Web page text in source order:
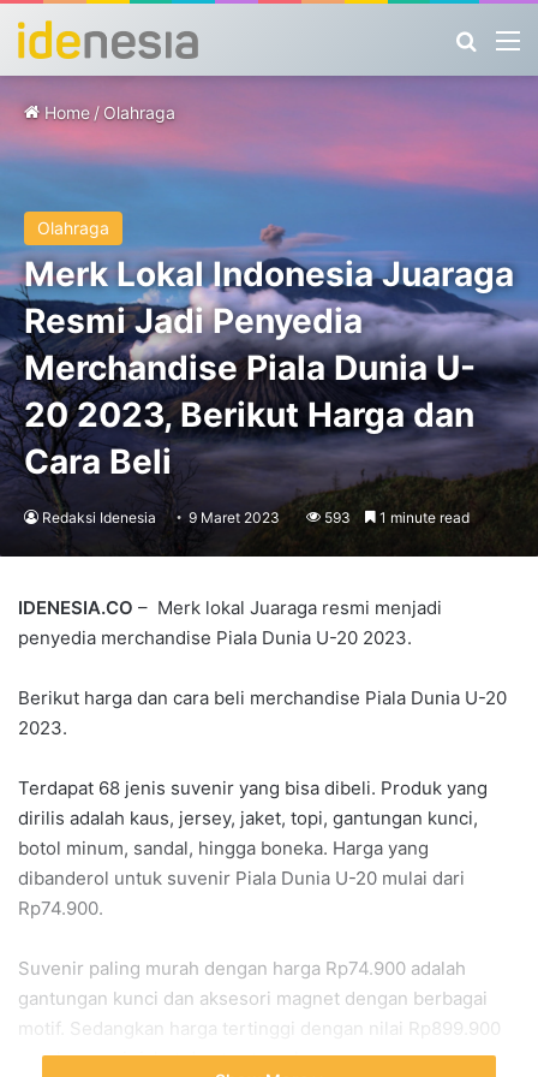
Home / Olahraga
Olahraga
Merk Lokal Indonesia Juaraga
Resmi Jadi Penyedia
Merchandise Piala Dunia U-
20 2023, Berikut Harga dan
Cara Beli
Redaksi Idenesia 9 Maret 2023 593 1 minute read
IDENESIA.CO – Merk lokal Juaraga resmi menjadi
penyedia merchandise Piala Dunia U-20 2023.
Berikut harga dan cara beli merchandise Piala Dunia U-20
2023.
Terdapat 68 jenis suvenir yang bisa dibeli. Produk yang
dirilis adalah kaus, jersey, jaket, topi, gantungan kunci,
botol minum, sandal, hingga boneka. Harga yang
dibanderol untuk suvenir Piala Dunia U-20 mulai dari
Rp74.900.
Suvenir paling murah dengan harga Rp74.900 adalah
gantungan kunci dan aksesori magnet dengan berbagai
motif. Sedangkan harga tertinggi dengan nilai Rp899.900
untuk suvenir jaket dan tas travel.